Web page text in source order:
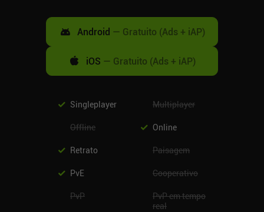
Android — Gratuito (Ads + iAP)
iOS — Gratuito (Ads + iAP)
Singleplayer Multiplayer
Offline Online
Retrato Paisagem
PvE Cooperativo
PvP
PvP em tempo
real